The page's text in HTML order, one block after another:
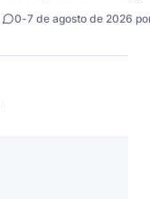
0-7 de agosto de 2026